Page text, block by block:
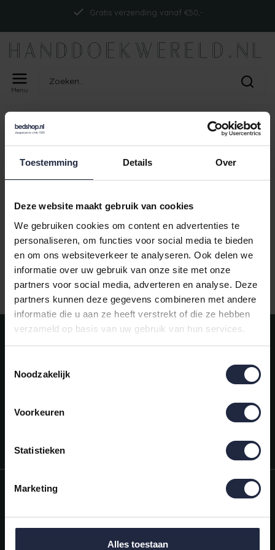
Toestemming Details Over
Deze website maakt gebruik van cookies
We gebruiken cookies om content en advertenties te
personaliseren, om functies voor social media te bieden
en om ons websiteverkeer te analyseren. Ook delen we
informatie over uw gebruik van onze site met onze
partners voor social media, adverteren en analyse. Deze
partners kunnen deze gegevens combineren met andere
informatie die u aan ze heeft verstrekt of die ze hebben
verzameld op basis van uw gebruik van hun services.
Noodzakelijk
Voorkeuren
Statistieken
Marketing
Alles toestaan
Gratis verzending vanaf €50,-
Menu
Home Tags ism_abyssreversiblect_powder blue
PRODUCTEN GETAGD MET
ISM_ABYSSREVERSIBLECT_POWDER
BLUE
Geen producten gevonden!
Meld je aan voor onze nieuwsbrief!
retourneer een artikel.
We helpen je graag. Neem contact op met onze klantenservice.
Informatie